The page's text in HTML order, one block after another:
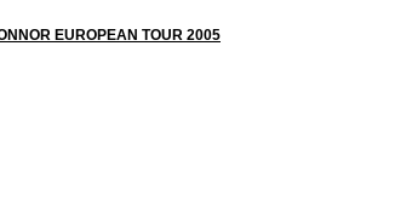
EUROPEAN TOUR 2005